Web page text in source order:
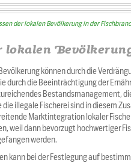
der lokalen Bevölkerung in der
lokalen
können durch die
durch die Beeinträchtigung der
Bestandsmanagement,
illegale Fischerei sind in diesem
Marktintegration lokaler
weil dann bevorzugt hochwertiger
werden.
kann bei der Festlegung auf